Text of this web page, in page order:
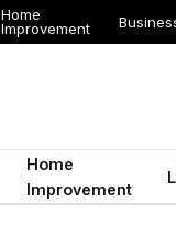
Home
Improvement
Home
Improvement